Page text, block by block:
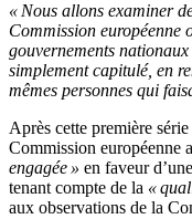
« Nous allons examiner
Commission européenne
gouvernements
simplement capitulé, en
mêmes personnes qui
Après cette première
Commission européenne
engagée » en faveur
tenant compte de la «
aux observations de la